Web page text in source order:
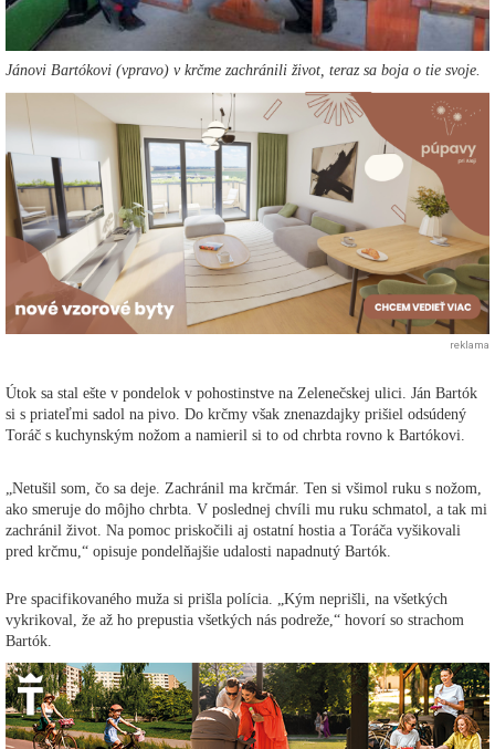
Jánovi Bartókovi (vpravo) v krčme zachránili život, teraz sa boja o tie svoje.
reklama
Útok sa stal ešte v pondelok v pohostinstve na Zelenečskej ulici. Ján Bartók
si s priateľmi sadol na pivo. Do krčmy však znenazdajky prišiel odsúdený
Toráč s kuchynským nožom a namieril si to od chrbta rovno k Bartókovi.
„Netušil som, čo sa deje. Zachránil ma krčmár. Ten si všimol ruku s nožom,
ako smeruje do môjho chrbta. V poslednej chvíli mu ruku schmatol, a tak mi
zachránil život. Na pomoc priskočili aj ostatní hostia a Toráča vyšikovali
pred krčmu,“ opisuje pondelňajšie udalosti napadnutý Bartók.
Pre spacifikovaného muža si prišla polícia. „Kým neprišli, na všetkých
vykrikoval, že až ho prepustia všetkých nás podreže,“ hovorí so strachom
Bartók.